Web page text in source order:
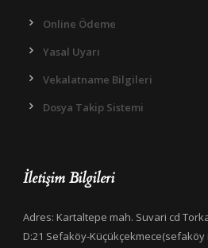
Online Ödeme
Yasal Uyarı
Vekalatname Bilgileri
Dosya Takip Sistemi
İletişim Bilgileri
Adres: Kartaltepe mah. Suvari cd
D:21 Sefaköy-Küçükçekmece(sefaköy